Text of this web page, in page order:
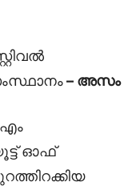
– അസം
ഓഫ്